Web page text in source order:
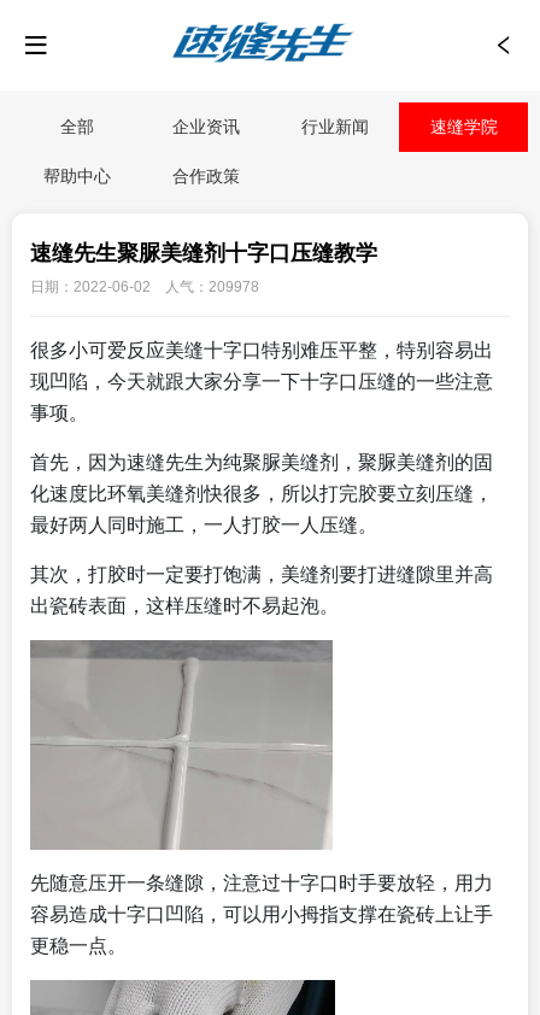
全部 企业资讯 行业新闻 速缝学院
帮助中心 合作政策
速缝先生聚脲美缝剂十字口压缝教学
日期：2022-06-02 人气：209978
很多小可爱反应美缝十字口特别难压平整，特别容易出
现凹陷，今天就跟大家分享一下十字口压缝的一些注意
事项。
首先，因为速缝先生为纯聚脲美缝剂，聚脲美缝剂的固
化速度比环氧美缝剂快很多，所以打完胶要立刻压缝，
最好两人同时施工，一人打胶一人压缝。
其次，打胶时一定要打饱满，美缝剂要打进缝隙里并高
出瓷砖表面，这样压缝时不易起泡。
先随意压开一条缝隙，注意过十字口时手要放轻，用力
容易造成十字口凹陷，可以用小拇指支撑在瓷砖上让手
更稳一点。